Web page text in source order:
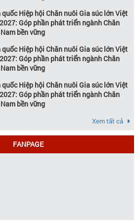
Hiệp hội Chăn nuôi Gia súc lớn Việt
Góp phần phát triển ngành Chăn
bền vững
Hiệp hội Chăn nuôi Gia súc lớn Việt
Góp phần phát triển ngành Chăn
bền vững
Hiệp hội Chăn nuôi Gia súc lớn Việt
Góp phần phát triển ngành Chăn
bền vững
Xem tất cả
FANPAGE